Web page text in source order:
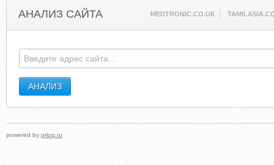
АНАЛИЗ САЙТА MEDTRONIC.CO.UK
powered by prlog.ru